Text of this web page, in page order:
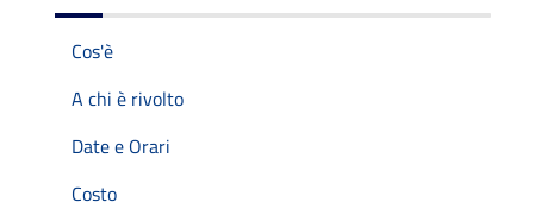
Cos'è
A chi è rivolto
Date e Orari
Costo